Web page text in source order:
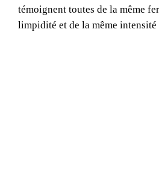
témoignent toutes de la même
limpidité et de la même intensité